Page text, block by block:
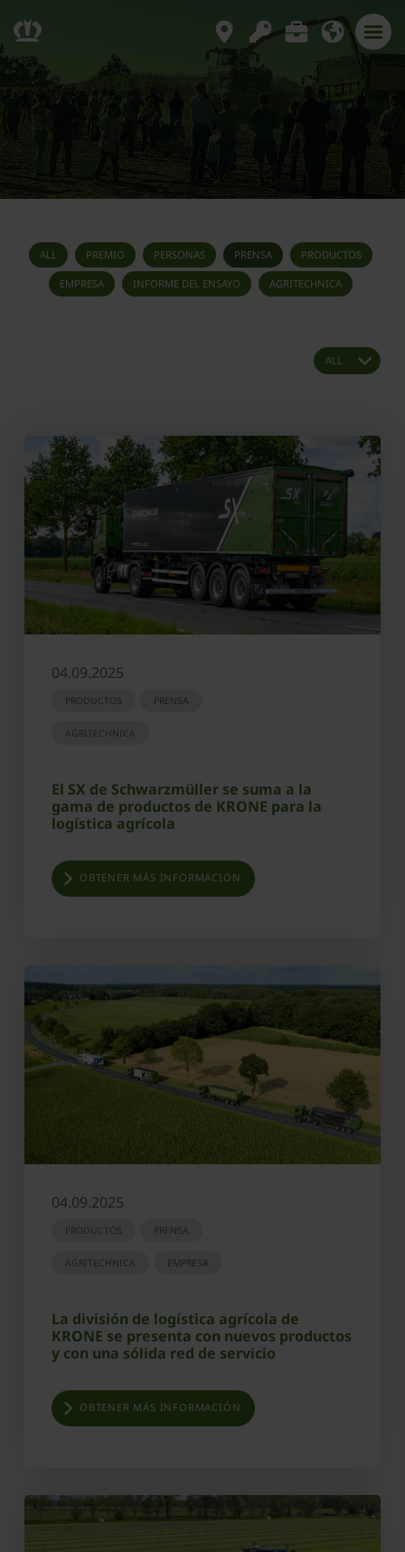
ALL PREMIO PERSONAS PRENSA PRODUCTOS
EMPRESA INFORME DEL ENSAYO AGRITECHNICA
04.09.2025
PRODUCTOS PRENSA
AGRITECHNICA
El SX de Schwarzmüller se suma a la
gama de productos de KRONE para la
logística agrícola
OBTENER MÁS INFORMACIÓN
04.09.2025
PRODUCTOS PRENSA
AGRITECHNICA EMPRESA
La división de logística agrícola de
KRONE se presenta con nuevos productos
y con una sólida red de servicio
OBTENER MÁS INFORMACIÓN